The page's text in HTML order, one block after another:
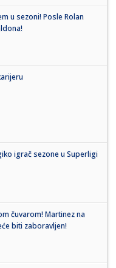
u sezoni! Posle Rolan
igrač sezone u Superligi
čuvarom! Martinez na
biti zaboravljen!